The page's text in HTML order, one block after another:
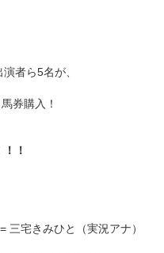
者ら5名が、
券購入！
！
三宅きみひと（実況アナ）